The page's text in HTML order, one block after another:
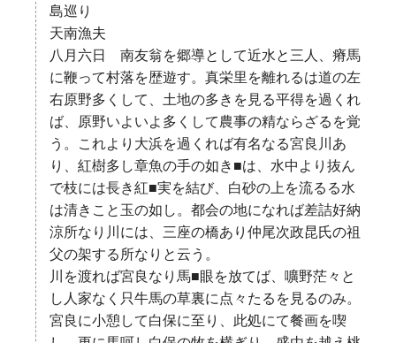
島巡り
天南漁夫
八月六日 南友翁を郷導として近水と三人、瘠馬
に鞭って村落を歴遊す。真栄里を離れるは道の左
右原野多くして、土地の多きを見る平得を過くれ
ば、原野いよいよ多くして農事の精ならざるを覚
う。これより大浜を過くれば有名なる宮良川あ
り、紅樹多し章魚の手の如き■は、水中より抜ん
で枝には長き紅■実を結び、白砂の上を流るる水
は清きこと玉の如し。都会の地になれば差詰好納
涼所なり川には、三座の橋あり仲尾次政昆氏の祖
父の架する所なりと云う。
川を渡れば宮良なり馬■眼を放てば、嚝野茫々と
し人家なく只牛馬の草裏に点々たるを見るのみ。
宮良に小憩して白保に至り、此処にて餐画を喫